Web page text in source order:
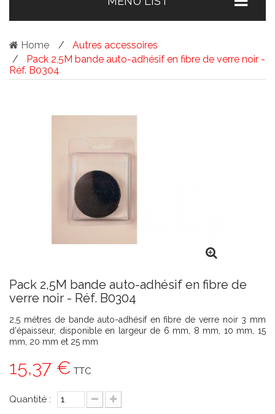
Home
Autres accessoires
Pack 2,5M bande auto-adhésif en fibre de verre noir -
Réf. B0304
Pack 2,5M bande auto-adhésif en fibre de
verre noir - Réf. B0304
2,5 mètres de bande auto-adhésif en fibre de verre noir 3 mm
d'épaisseur, disponible en largeur de 6 mm, 8 mm, 10 mm, 15
mm, 20 mm et 25 mm
15,37 € TTC
Quantité :